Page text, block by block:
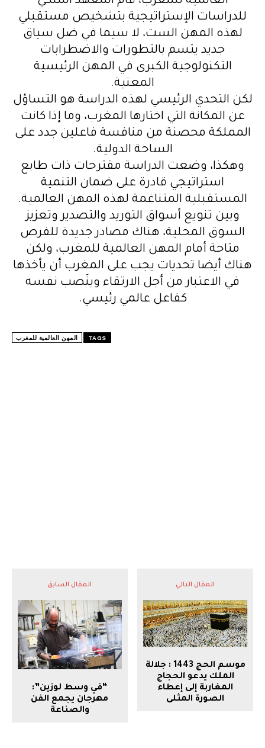
للدراسات الإستراتيجية بتشخيص مستقبلي
لهذه المهن الست، لا سيما في ضل سياق
جديد يتسم بالتطورات والاضطرابات
التكنولوجية الكبرى في المهن الرئيسية
المعنية.
لكن التحدي الرئيسي لهذه الدراسة هو التساؤل
عن المكانة التي اختارها المغرب، وما إذا كانت
المملكة محصنة من منافسة فاعلين جدد على
الساحة الدولية.
وهكذا، وضعت الدراسة مقترحات ذات طابع
استراتيجي قادرة على ضمان التنمية
المستقبلية المتناغمة لهذه المهن العالمية.
وبين تنويع أسواق التوريد والتصدير وتعزيز
السوق المحلية، هناك مصادر جديدة للفرص
متاحة أمام المهن العالمية للمغرب، ولكن
هناك أيضا تحديات يجب على المغرب أن يأخذها
في الاعتبار من أجل الارتقاء وينَصب نفسه
كفاعل عالمي رئيسي.
TAGS المهن العالمية للمغرب
المقال السابق
“في وسط لوزين”:
مهرجان يجمع الفن
والصناعة
المقال التالي
موسم الحج 1443 : جلالة
الملك يدعو الحجاج
المغاربة إلى إعطاء
الصورة المثلى